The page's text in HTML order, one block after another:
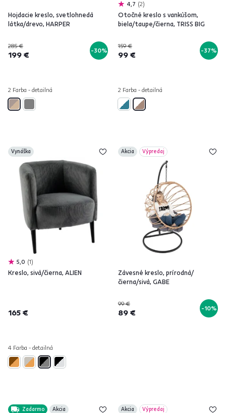
Hojdacie kreslo, svetlohnedá
látka/drevo, HARPER
285 €
199 € -30%
2 Farba - detailná
4,7 2
Otočné kreslo s vankúšom,
biela/taupe/čierna, TRISS BIG
159 €
99 € -37%
2 Farba - detailná
Vynáška
5,0 1
Kreslo, sivá/čierna, ALIEN
165 €
4 Farba - detailná
Akcia Výpredaj
Závesné kreslo, prírodná/
čierna/sivá, GABE
99 €
89 € -10%
Zadarmo
Akcia
Akcia Výpredaj